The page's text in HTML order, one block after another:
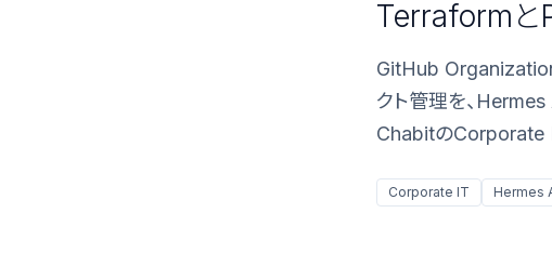
Terraformと
GitHub
クト管理を、
ChabitのCorporate
Corporate IT Hermes